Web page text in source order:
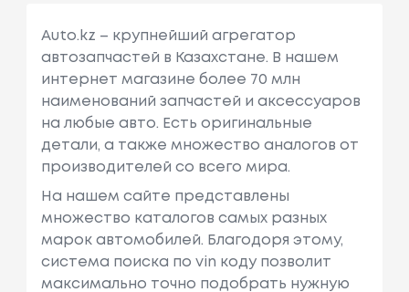
Auto.kz – крупнейший агрегатор
автозапчастей в Казахстане. В нашем
интернет магазине более 70 млн
наименований запчастей и аксессуаров
на любые авто. Есть оригинальные
детали, а также множество аналогов от
производителей со всего мира.
На нашем сайте представлены
множество каталогов самых разных
марок автомобилей. Благодоря этому,
система поиска по vin коду позволит
максимально точно подобрать нужную